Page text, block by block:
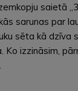
saietā
sarunas par
sēta kā dzīva
Ko izzināsim,